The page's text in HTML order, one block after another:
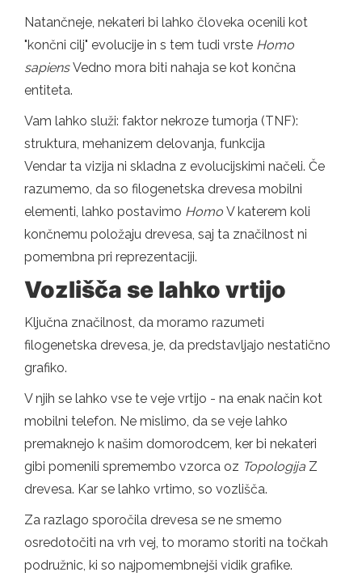
Natančneje, nekateri bi lahko človeka ocenili kot
"končni cilj" evolucije in s tem tudi vrste Homo
sapiensVedno mora biti nahaja se kot končna
entiteta.
Vam lahko služi: faktor nekroze tumorja (TNF):
struktura, mehanizem delovanja, funkcija
Vendar ta vizija ni skladna z evolucijskimi načeli. Če
razumemo, da so filogenetska drevesa mobilni
elementi, lahko postavimo Homo V katerem koli
končnemu položaju drevesa, saj ta značilnost ni
pomembna pri reprezentaciji.
Vozlišča se lahko vrtijo
Ključna značilnost, da moramo razumeti
filogenetska drevesa, je, da predstavljajo nestatično
grafiko.
V njih se lahko vse te veje vrtijo - na enak način kot
mobilni telefon. Ne mislimo, da se veje lahko
premaknejo k našim domorodcem, ker bi nekateri
gibi pomenili spremembo vzorca oz Topologija Z
drevesa. Kar se lahko vrtimo, so vozlišča.
Za razlago sporočila drevesa se ne smemo
osredotočiti na vrh vej, to moramo storiti na točkah
podružnic, ki so najpomembnejši vidik grafike.